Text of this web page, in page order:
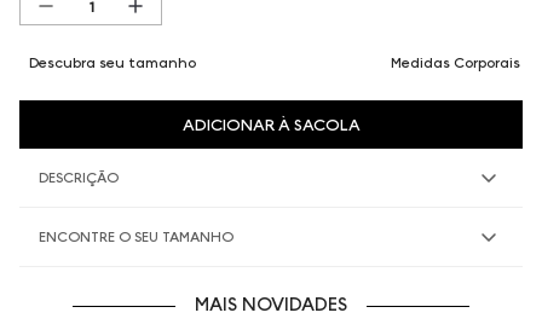
Descubra seu tamanho Medidas Corporais
ADICIONAR À SACOLA
DESCRIÇÃO
ENCONTRE O SEU TAMANHO
MAIS NOVIDADES